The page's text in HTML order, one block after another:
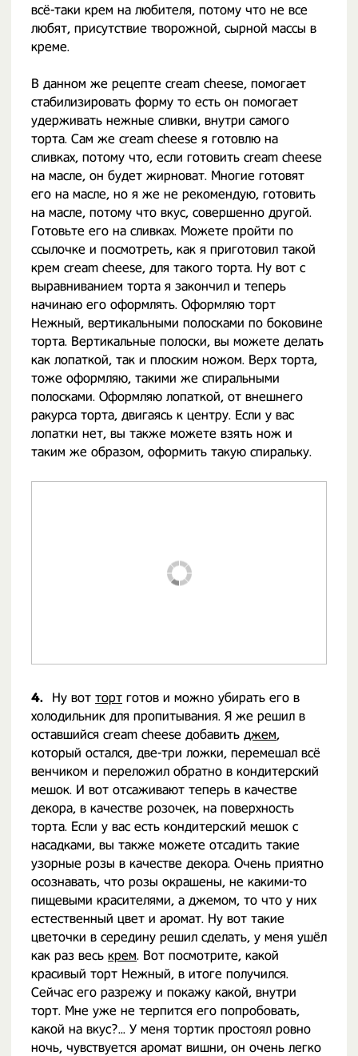
всё-таки крем на любителя, потому что не все
любят, присутствие творожной, сырной массы в
креме.
В данном же рецепте cream cheese, помогает
стабилизировать форму то есть он помогает
удерживать нежные сливки, внутри самого
торта. Сам же cream cheese я готовлю на
сливках, потому что, если готовить cream cheese
на масле, он будет жирноват. Многие готовят
его на масле, но я же не рекомендую, готовить
на масле, потому что вкус, совершенно другой.
Готовьте его на сливках. Можете пройти по
ссылочке и посмотреть, как я приготовил такой
крем cream cheese, для такого торта. Ну вот с
выравниванием торта я закончил и теперь
начинаю его оформлять. Оформляю торт
Нежный, вертикальными полосками по боковине
торта. Вертикальные полоски, вы можете делать
как лопаткой, так и плоским ножом. Верх торта,
тоже оформляю, такими же спиральными
полосками. Оформляю лопаткой, от внешнего
ракурса торта, двигаясь к центру. Если у вас
лопатки нет, вы также можете взять нож и
таким же образом, оформить такую спиральку.
4. Ну вот торт готов и можно убирать его в
холодильник для пропитывания. Я же решил в
оставшийся cream cheese добавить джем,
который остался, две-три ложки, перемешал всё
венчиком и переложил обратно в кондитерский
мешок. И вот отсаживают теперь в качестве
декора, в качестве розочек, на поверхность
торта. Если у вас есть кондитерский мешок с
насадками, вы также можете отсадить такие
узорные розы в качестве декора. Очень приятно
осознавать, что розы окрашены, не какими-то
пищевыми красителями, а джемом, то что у них
естественный цвет и аромат. Ну вот такие
цветочки в середину решил сделать, у меня ушёл
как раз весь крем. Вот посмотрите, какой
красивый торт Нежный, в итоге получился.
Сейчас его разрежу и покажу какой, внутри
торт. Мне уже не терпится его попробовать,
какой на вкус?... У меня тортик простоял ровно
ночь, чувствуется аромат вишни, он очень легко